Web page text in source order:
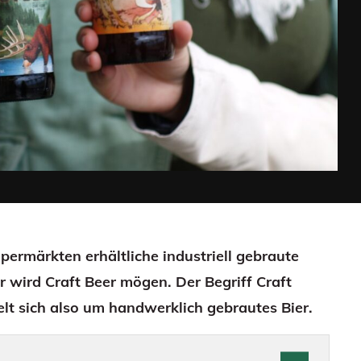
erhältliche industriell gebraute
wird Craft Beer mögen. Der Begriff Craft
sich also um handwerklich gebrautes Bier.